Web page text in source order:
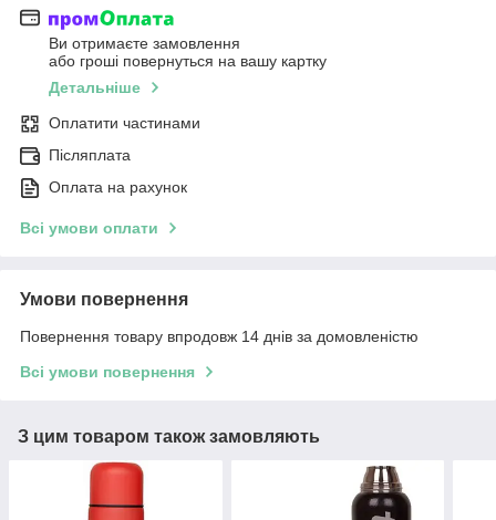
Ви отримаєте замовлення
або гроші повернуться на вашу картку
Детальніше
Оплатити частинами
Післяплата
Оплата на рахунок
Всі умови оплати
Умови повернення
Повернення товару впродовж 14 днів за домовленістю
Всі умови повернення
З цим товаром також замовляють